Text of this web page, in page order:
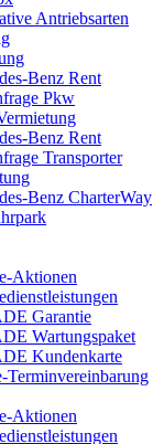
Antriebsarten
Benz Rent
Pkw
Benz Rent
Transporter
Benz CharterWay
Aktionen
Garantie
Wartungspaket
Kundenkarte
Terminvereinbarung
Aktionen